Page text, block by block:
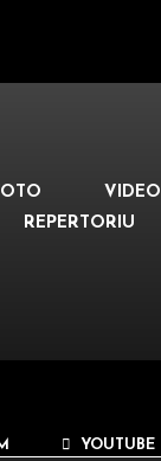
VIDEO
REPERTORIU
YOUTUBE